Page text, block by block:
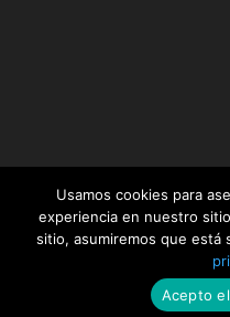
Usamos cookies para
experiencia en nuestro
sitio, asumiremos que está
Acepto